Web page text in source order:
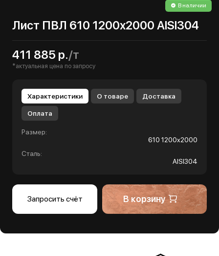
В наличии
Лист ПВЛ 610 1200х2000 AISI304
411 885 р./т
*актуальная цена по запросу
Характеристики О товаре Доставка
Оплата
Размер:
610 1200х2000
Сталь:
AISI304
Запросить счёт В корзину